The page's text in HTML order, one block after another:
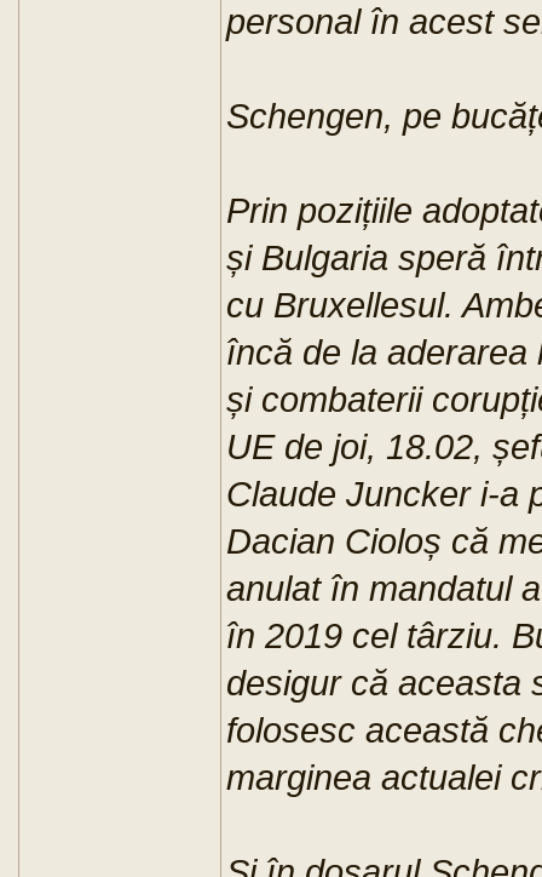
personal în acest
Schengen, pe
Prin pozițiile
și Bulgaria speră
cu Bruxellesul.
încă de la aderarea
și combaterii
UE de joi, 18.02,
Claude Juncker i-a
Dacian Cioloș că
anulat în mandatul
în 2019 cel târziu.
desigur că aceasta
folosesc această
marginea actualei